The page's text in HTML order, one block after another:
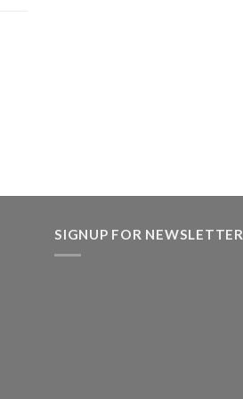
SIGNUP FOR NEWSLETTER